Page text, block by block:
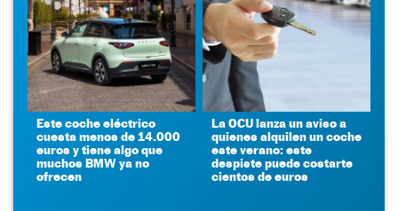
Este coche eléctrico
cuesta menos de 14.000
euros y tiene algo que
muchos BMW ya no
ofrecen
La OCU lanza un aviso a
quienes alquilen un coche
este verano: este
despiste puede costarte
cientos de euros